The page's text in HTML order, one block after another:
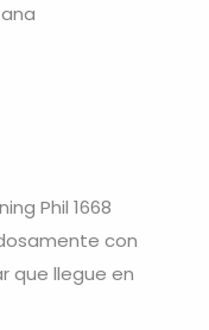
Phil 1668
con
que llegue en